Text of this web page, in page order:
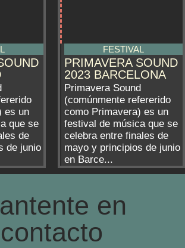
es un
que se
de
de junio
FESTIVAL
PRIMAVERA SOUND
2023 BARCELONA
Primavera Sound
(comúnmente refererido
como Primavera) es un
festival de música que se
celebra entre finales de
mayo y principios de junio
en Barce...
en
contacto